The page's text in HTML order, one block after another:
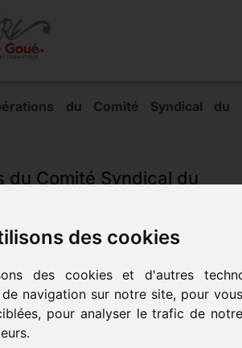
des cookies
des cookies et d'autres
navigation sur notre site, pour
pour analyser le trafic de
du Comité Syndical du
du Comité Syndical du
du Comité Syndical du